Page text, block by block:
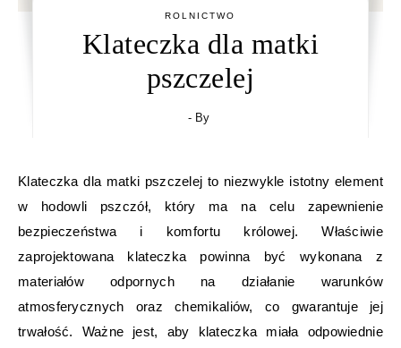
ROLNICTWO
Klateczka dla matki
pszczelej
- By
Klateczka dla matki pszczelej to niezwykle istotny element
w hodowli pszczół, który ma na celu zapewnienie
bezpieczeństwa i komfortu królowej. Właściwie
zaprojektowana klateczka powinna być wykonana z
materiałów odpornych na działanie warunków
atmosferycznych oraz chemikaliów, co gwarantuje jej
trwałość. Ważne jest, aby klateczka miała odpowiednie